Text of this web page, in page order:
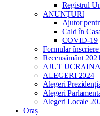
Registrul
ANUNȚURI
Ajutor
Cald în
COVID-19
Formular înscriere
Recensământ 2021
AJUT UCRAINA
ALEGERI 2024
Alegeri
Alegeri
Alegeri Locale
Oraș